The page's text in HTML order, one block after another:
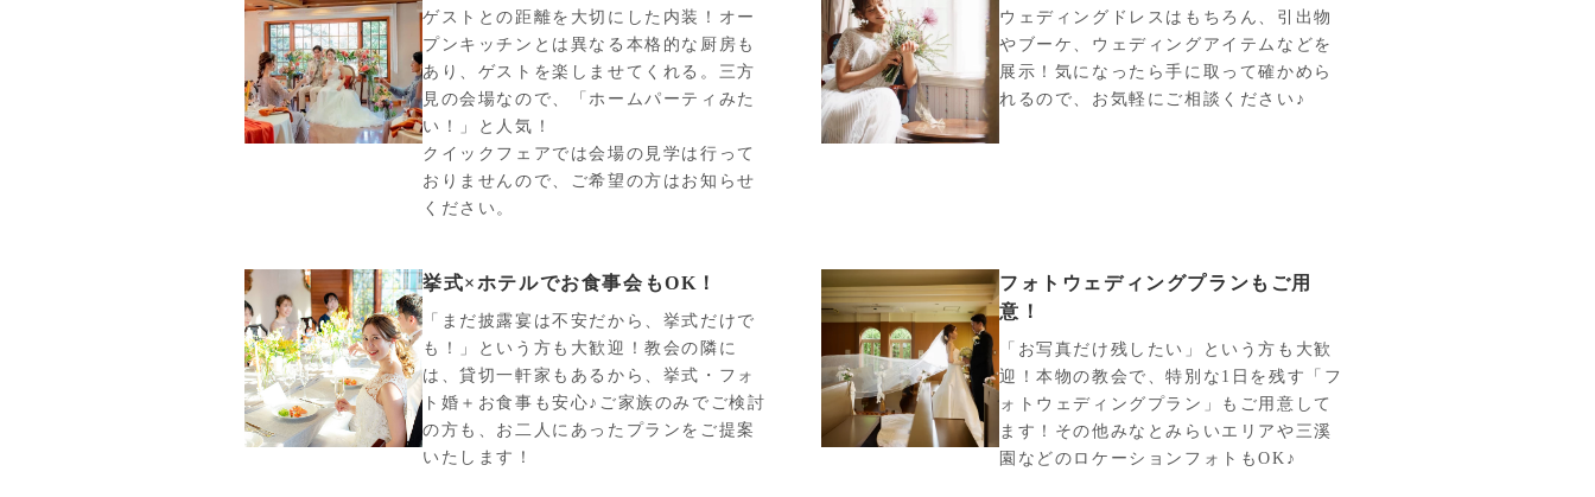
ゲストとの距離を大切にした内装！オー
プンキッチンとは異なる本格的な厨房も
あり、ゲストを楽しませてくれる。三方
見の会場なので、「ホームパーティみた
い！」と人気！
クイックフェアでは会場の見学は行って
おりませんので、ご希望の方はお知らせ
ください。
ウェディングドレスはもちろん、引出物
やブーケ、ウェディングアイテムなどを
展示！気になったら手に取って確かめら
れるので、お気軽にご相談ください♪
挙式×ホテルでお食事会もOK！
「まだ披露宴は不安だから、挙式だけで
も！」という方も大歓迎！教会の隣に
は、貸切一軒家もあるから、挙式・フォ
ト婚＋お食事も安心♪ご家族のみでご検討
の方も、お二人にあったプランをご提案
いたします！
フォトウェディングプランもご用
意！
「お写真だけ残したい」という方も大歓
迎！本物の教会で、特別な1日を残す「フ
ォトウェディングプラン」もご用意して
ます！その他みなとみらいエリアや三溪
園などのロケーションフォトもOK♪